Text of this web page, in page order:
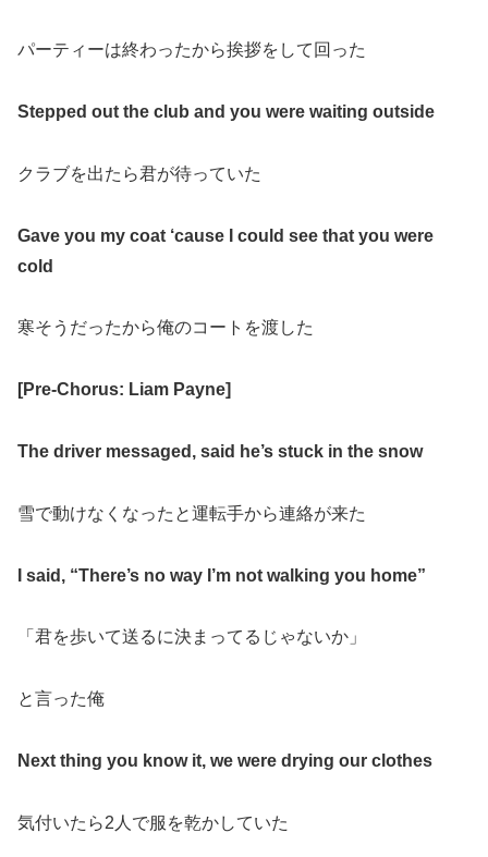
パーティーは終わったから挨拶をして回った
Stepped out the club and you were waiting outside
クラブを出たら君が待っていた
Gave you my coat ‘cause I could see that you were
cold
寒そうだったから俺のコートを渡した
[Pre-Chorus: Liam Payne]
The driver messaged, said he’s stuck in the snow
雪で動けなくなったと運転手から連絡が来た
I said, “There’s no way I’m not walking you home”
「君を歩いて送るに決まってるじゃないか」
と言った俺
Next thing you know it, we were drying our clothes
気付いたら2人で服を乾かしていた